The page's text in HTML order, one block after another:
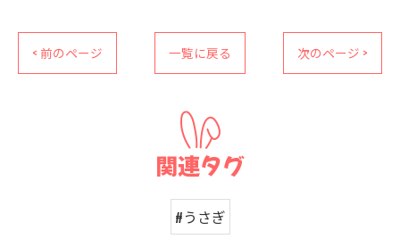
< 前のページ 一覧に戻る 次のページ >
関連タグ
#うさぎ